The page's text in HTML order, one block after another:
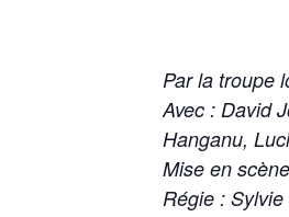
Par la troupe
Avec : David
Hanganu,
Mise en
Régie :